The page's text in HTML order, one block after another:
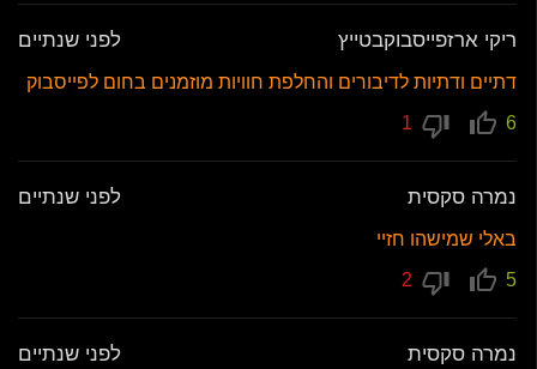
ריקי ארזפייסבוקבטייץ לפני שנתיים
דתיים ודתיות לדיבורים והחלפת חוויות מוזמנים בחום לפייסבוק
6
נמרה סקסית לפני שנתיים
באלי שמישהו חזיי
5
נמרה סקסית לפני שנתיים